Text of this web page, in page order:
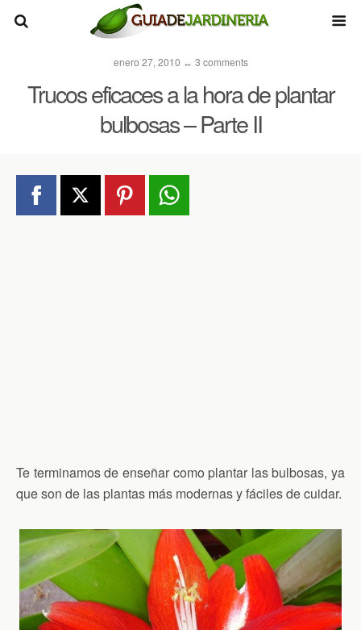
enero 27, 2010 ↔ 3 comments
Trucos eficaces a la hora de plantar
bulbosas – Parte II
Te terminamos de enseñar como plantar las bulbosas, ya
que son de las plantas más modernas y fáciles de cuidar.